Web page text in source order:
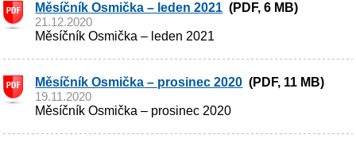
Měsíčník Osmička – leden 2021 (PDF, 6 MB)
21.12.2020
Měsíčník Osmička – leden 2021
Měsíčník Osmička – prosinec 2020 (PDF, 11 MB)
19.11.2020
Měsíčník Osmička – prosinec 2020